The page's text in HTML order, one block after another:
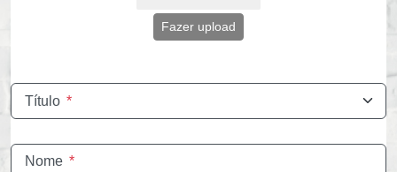
Fazer upload
Título *
Nome *